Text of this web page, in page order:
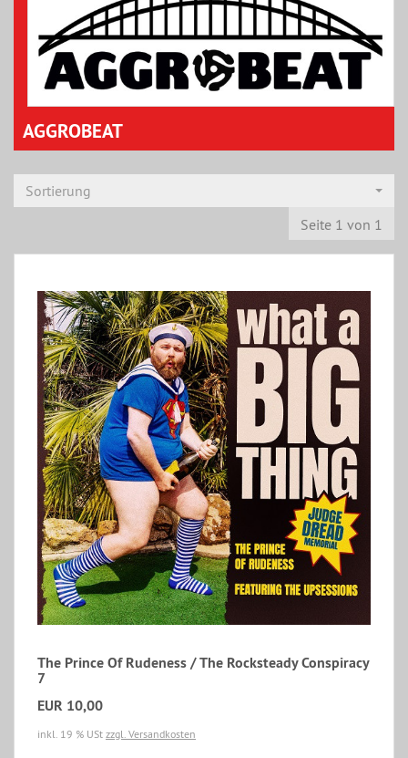
AGGROBEAT
Sortierung
Seite 1 von 1
The Prince Of Rudeness / The Rocksteady Conspiracy
7
EUR 10,00
inkl. 19 % USt zzgl. Versandkosten